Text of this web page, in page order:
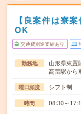
【良案件は寮
OK
交通費別途支給あり
勤務地
山形県東置
高畠駅から
曜日頻度 シフト制
時間 08:30～